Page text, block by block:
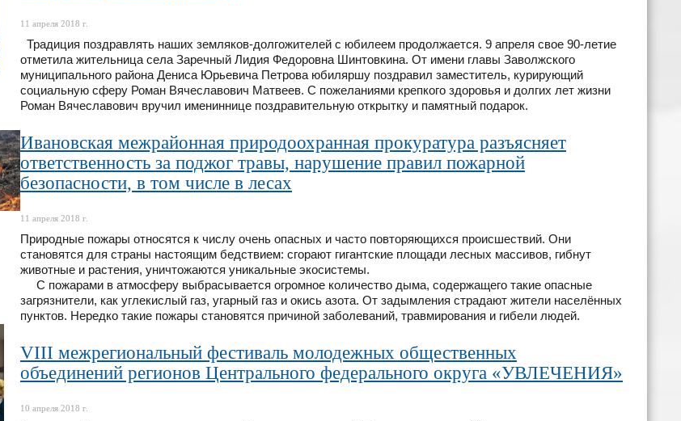
11 апреля 2018 г.
Традиция поздравлять наших земляков-долгожителей с юбилеем продолжается. 9 апреля свое 90-летие
отметила жительница села Заречный Лидия Федоровна Шинтовкина. От имени главы Заволжского
муниципального района Дениса Юрьевича Петрова юбиляршу поздравил заместитель, курирующий
социальную сферу Роман Вячеславович Матвеев. С пожеланиями крепкого здоровья и долгих лет жизни
Роман Вячеславович вручил имениннице поздравительную открытку и памятный подарок.
Ивановская межрайонная природоохранная прокуратура разъясняет
ответственность за поджог травы, нарушение правил пожарной
безопасности, в том числе в лесах
11 апреля 2018 г.
Природные пожары относятся к числу очень опасных и часто повторяющихся происшествий. Они
становятся для страны настоящим бедствием: сгорают гигантские площади лесных массивов, гибнут
животные и растения, уничтожаются уникальные экосистемы.
С пожарами в атмосферу выбрасывается огромное количество дыма, содержащего такие опасные
загрязнители, как углекислый газ, угарный газ и окись азота. От задымления страдают жители населённых
пунктов. Нередко такие пожары становятся причиной заболеваний, травмирования и гибели людей.
VIII межрегиональный фестиваль молодежных общественных
объединений регионов Центрального федерального округа «УВЛЕЧЕНИЯ»
10 апреля 2018 г.